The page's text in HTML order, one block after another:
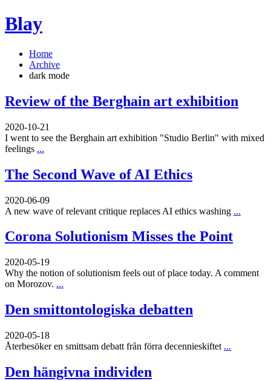
Blay
Home
Archive
dark mode
Review of the Berghain art exhibition
2020-10-21
I went to see the Berghain art exhibition "Studio Berlin" with mixed
feelings ...
The Second Wave of AI Ethics
2020-06-09
A new wave of relevant critique replaces AI ethics washing ...
Corona Solutionism Misses the Point
2020-05-19
Why the notion of solutionism feels out of place today. A comment
on Morozov. ...
Den smittontologiska debatten
2020-05-18
Återbesöker en smittsam debatt från förra decennieskiftet ...
Den hängivna individen